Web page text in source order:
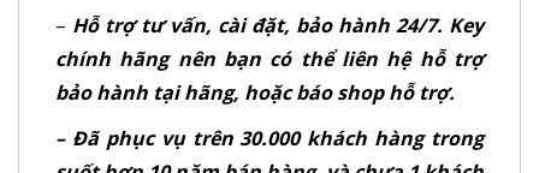
– Hỗ trợ tư vấn, cài đặt, bảo hành 24/7. Key
chính hãng nên bạn có thể liên hệ hỗ trợ
bảo hành tại hãng, hoặc báo shop hỗ trợ.
– Đã phục vụ trên 30.000 khách hàng trong